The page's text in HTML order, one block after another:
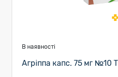
В наявності
Агріппа капс. 75 мг №10